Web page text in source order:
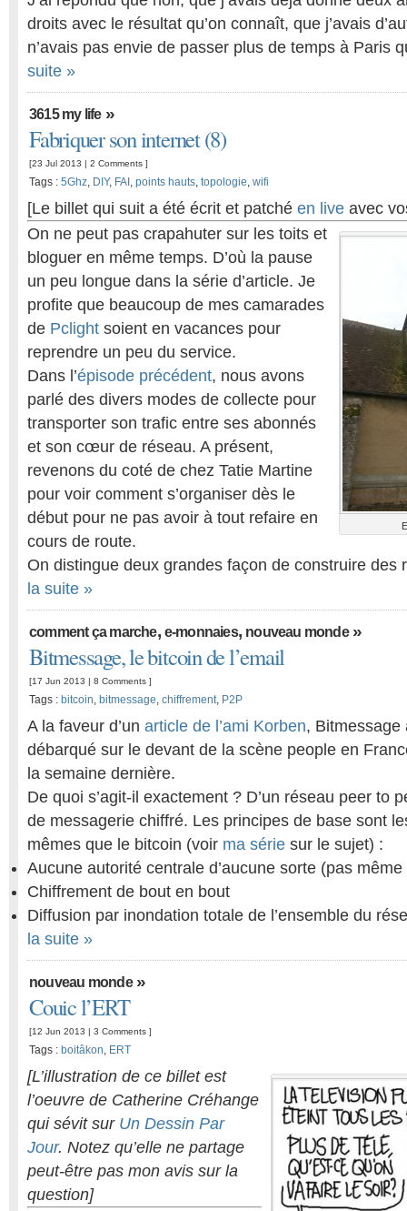
droits avec le résultat qu’on connaît, que j’avais
n’avais pas envie de passer plus de temps à Paris
suite »
3615 my life»
Fabriquer son internet (8)
[23 Jul 2013 | 2 Comments ]
Tags : 5Ghz, DIY, FAI , points hauts, topologie, wifi
[Le billet qui suit a été écrit et patché en live avec
On ne peut pas crapahuter sur les toits et
bloguer en même temps. D’où la pause
un peu longue dans la série d’article. Je
profite que beaucoup de mes camarades
de Pclight soient en vacances pour
reprendre un peu du service.
Dans l’épisode précédent, nous avons
parlé des divers modes de collecte pour
transporter son trafic entre ses abonnés
et son cœur de réseau. A présent,
revenons du coté de chez Tatie Martine
pour voir comment s’organiser dès le
début pour ne pas avoir à tout refaire en
cours de route.
On distingue deux grandes façon de construire des
la suite »
comment ça marche, e-monnaies, nouveau monde»
Bitmessage, le bitcoin de l’email
[17 Jun 2013 | 8 Comments ]
Tags : bitcoin, bitmessage, chiffrement, P2P
A la faveur d’un article de l’ami Korben, Bitmessage
débarqué sur le devant de la scène people en
la semaine dernière.
De quoi s’agit-il exactement ? D’un réseau peer to
de messagerie chiffré. Les principes de base sont
mêmes que le bitcoin (voir ma série sur le sujet) :
Aucune autorité centrale d’aucune sorte (pas même
Chiffrement de bout en bout
Diffusion par inondation totale de l’ensemble du
la suite »
nouveau monde»
Couic l’ERT
[12 Jun 2013 | 3 Comments ]
Tags : boitâkon, ERT
[L’illustration de ce billet est
l’oeuvre de Catherine Créhange
qui sévit sur Un Dessin Par
Jour. Notez qu’elle ne partage
peut-être pas mon avis sur la
question]